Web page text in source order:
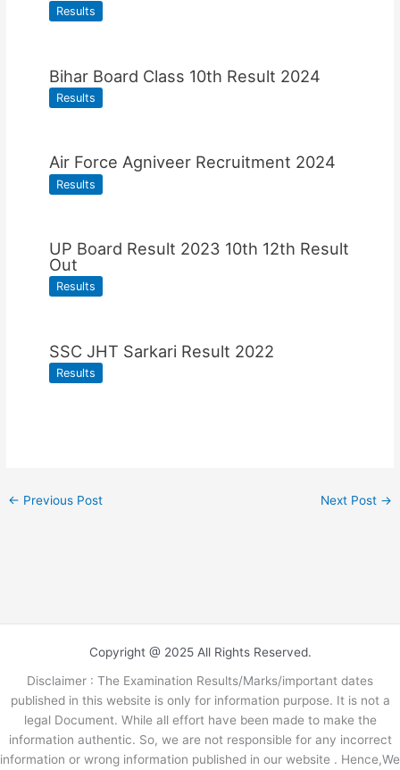
Results
Bihar Board Class 10th Result 2024
Results
Air Force Agniveer Recruitment 2024
Results
UP Board Result 2023 10th 12th Result
Out
Results
SSC JHT Sarkari Result 2022
Results
← Previous Post Next Post →
Copyright @ 2025 All Rights Reserved.
Disclaimer : The Examination Results/Marks/important dates
published in this website is only for information purpose. It is not a
legal Document. While all effort have been made to make the
information authentic. So, we are not responsible for any incorrect
information or wrong information published in our website . Hence,We